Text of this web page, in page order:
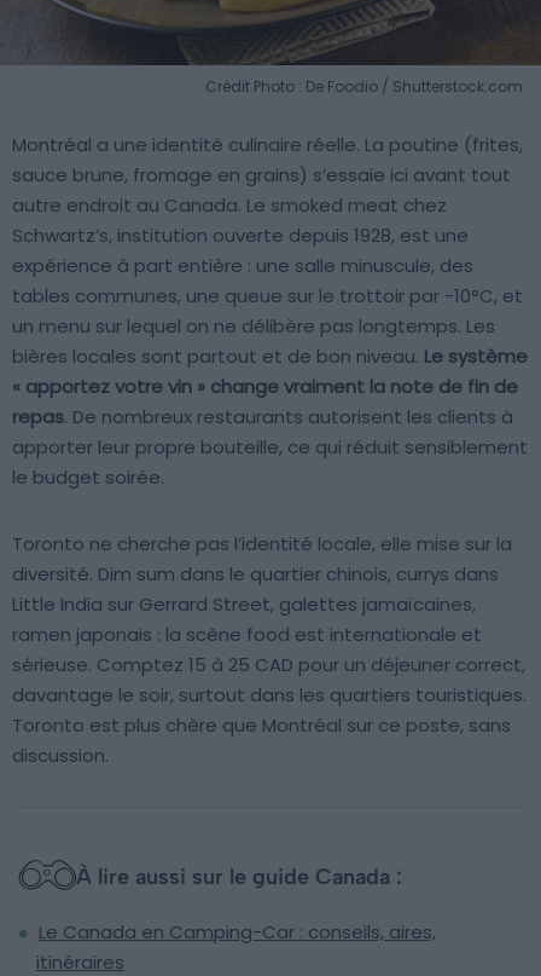
Crédit Photo : De Foodio / Shutterstock.com
Montréal a une identité culinaire réelle. La poutine (frites,
sauce brune, fromage en grains) s’essaie ici avant tout
autre endroit au Canada. Le smoked meat chez
Schwartz’s, institution ouverte depuis 1928, est une
expérience à part entière : une salle minuscule, des
tables communes, une queue sur le trottoir par -10°C, et
un menu sur lequel on ne délibère pas longtemps. Les
bières locales sont partout et de bon niveau. Le système
« apportez votre vin » change vraiment la note de fin de
repas. De nombreux restaurants autorisent les clients à
apporter leur propre bouteille, ce qui réduit sensiblement
le budget soirée.
Toronto ne cherche pas l’identité locale, elle mise sur la
diversité. Dim sum dans le quartier chinois, currys dans
Little India sur Gerrard Street, galettes jamaïcaines,
ramen japonais : la scène food est internationale et
sérieuse. Comptez 15 à 25 CAD pour un déjeuner correct,
davantage le soir, surtout dans les quartiers touristiques.
Toronto est plus chère que Montréal sur ce poste, sans
discussion.
À lire aussi sur le guide Canada :
Le Canada en Camping-Car : conseils, aires,
itinéraires